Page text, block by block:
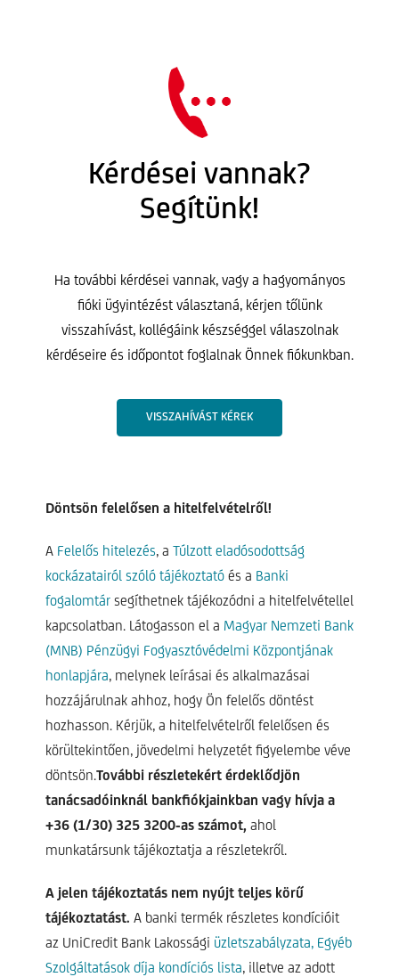
Kérdései vannak?
Segítünk!
Ha további kérdései vannak, vagy a hagyományos
fióki ügyintézést választaná, kérjen tőlünk
visszahívást, kollégáink készséggel válaszolnak
kérdéseire és időpontot foglalnak Önnek fiókunkban.
VISSZAHÍVÁST KÉREK
Döntsön felelősen a hitelfelvételről!
A Felelős hitelezés, a Túlzott eladósodottság
kockázatairól szóló tájékoztató és a Banki
fogalomtár segíthetnek tájékozódni a hitelfelvétellel
kapcsolatban. Látogasson el a Magyar Nemzeti Bank
(MNB) Pénzügyi Fogyasztóvédelmi Központjának
honlapjára, melynek leírásai és alkalmazásai
hozzájárulnak ahhoz, hogy Ön felelős döntést
hozhasson. Kérjük, a hitelfelvételről felelősen és
körültekintően, jövedelmi helyzetét figyelembe véve
döntsön.További részletekért érdeklődjön
tanácsadóinknál bankfiókjainkban vagy hívja a
+36 (1/30) 325 3200-as számot, ahol
munkatársunk tájékoztatja a részletekről.
A jelen tájékoztatás nem nyújt teljes körű
tájékoztatást. A banki termék részletes kondícióit
az UniCredit Bank Lakossági üzletszabályzata, Egyéb
Szolgáltatások díja kondíciós lista, illetve az adott